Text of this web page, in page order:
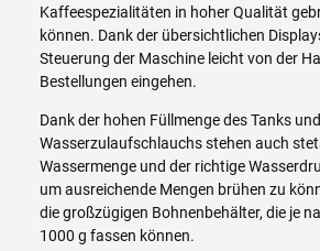
Kaffeespezialitäten in hoher Qualität
können. Dank der übersichtlichen
Steuerung der Maschine leicht von der
Bestellungen eingehen.
Dank der hohen Füllmenge des Tanks
Wasserzulaufschlauchs stehen auch
Wassermenge und der richtige
um ausreichende Mengen brühen zu
die großzügigen Bohnenbehälter, die je
1000 g fassen können.